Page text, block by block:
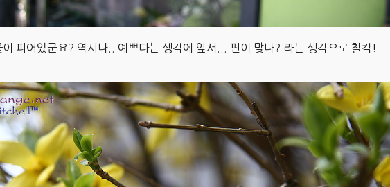
이 피어있군요? 역시나.. 예쁘다는 생각에 앞서... 핀이 맞나? 라는 생각으로 찰칵!